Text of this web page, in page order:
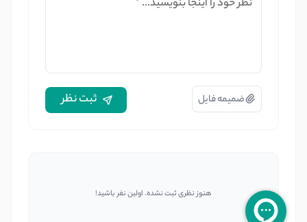
نظر خود را اینجا بنویسید... *
ضمیمه فایل ثبت نظر
هنوز نظری ثبت نشده. اولین نفر باشید!